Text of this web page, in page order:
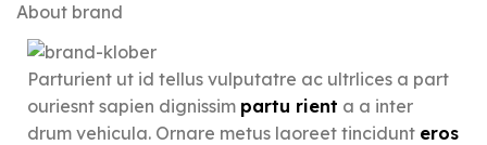
About brand
Parturient ut id tellus vulputatre ac ultrlices a part
ouriesnt sapien dignissim partu rient a a inter
drum vehicula. Ornare metus laoreet tincidunt eros